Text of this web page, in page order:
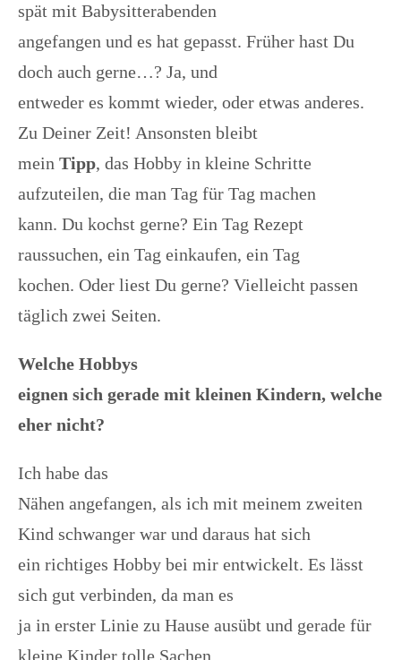
spät mit Babysitterabenden
angefangen und es hat gepasst. Früher hast Du
doch auch gerne…? Ja, und
entweder es kommt wieder, oder etwas anderes.
Zu Deiner Zeit! Ansonsten bleibt
mein Tipp, das Hobby in kleine Schritte
aufzuteilen, die man Tag für Tag machen
kann. Du kochst gerne? Ein Tag Rezept
raussuchen, ein Tag einkaufen, ein Tag
kochen. Oder liest Du gerne? Vielleicht passen
täglich zwei Seiten.
Welche Hobbys
eignen sich gerade mit kleinen Kindern, welche
eher nicht?
Ich habe das
Nähen angefangen, als ich mit meinem zweiten
Kind schwanger war und daraus hat sich
ein richtiges Hobby bei mir entwickelt. Es lässt
sich gut verbinden, da man es
ja in erster Linie zu Hause ausübt und gerade für
kleine Kinder tolle Sachen